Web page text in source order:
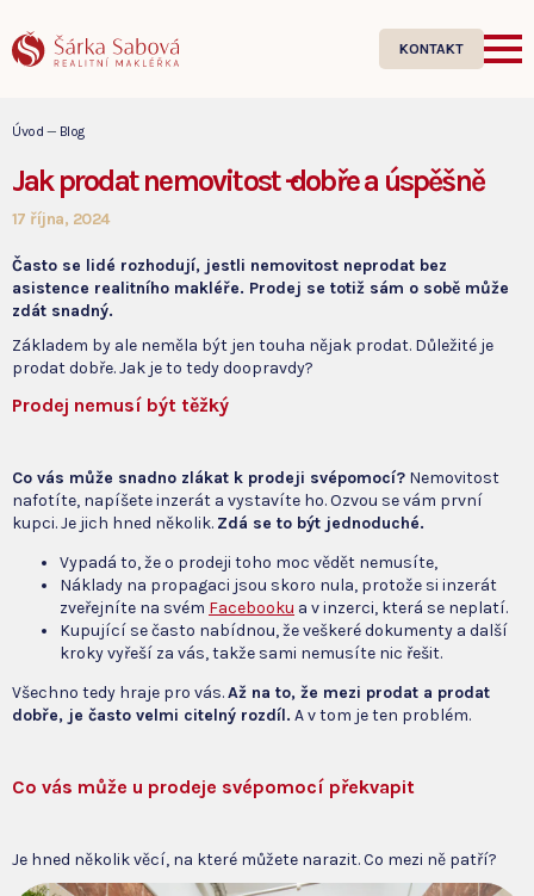
KONTAKT
Úvod — Blog
Jak prodat nemovitost –⁠⁠⁠⁠⁠⁠ dobře a úspěšně
17 října, 2024
Často se lidé rozhodují, jestli nemovitost neprodat bez
asistence realitního makléře. Prodej se totiž sám o sobě může
zdát snadný.
Základem by ale neměla být jen touha nějak prodat. Důležité je
prodat dobře. Jak je to tedy doopravdy?
Prodej nemusí být těžký
Co vás může snadno zlákat k prodeji svépomocí? Nemovitost
nafotíte, napíšete inzerát a vystavíte ho. Ozvou se vám první
kupci. Je jich hned několik. Zdá se to být jednoduché.
Vypadá to, že o prodeji toho moc vědět nemusíte,
Náklady na propagaci jsou skoro nula, protože si inzerát
zveřejníte na svém Facebooku a v inzerci, která se neplatí.
Kupující se často nabídnou, že veškeré dokumenty a další
kroky vyřeší za vás, takže sami nemusíte nic řešit.
Všechno tedy hraje pro vás.Až na to, že mezi prodat a prodat
dobře, je často velmi citelný rozdíl. A v tom je ten problém.
Co vás může u prodeje svépomocí překvapit
Je hned několik věcí, na které můžete narazit. Co mezi ně patří?